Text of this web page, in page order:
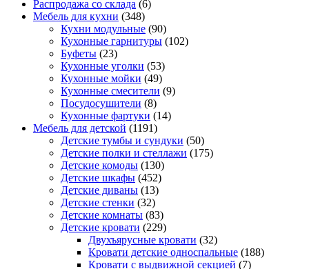
Распродажа со склада (6)
Мебель для кухни (348)
Кухни модульные (90)
Кухонные гарнитуры (102)
Буфеты (23)
Кухонные уголки (53)
Кухонные мойки (49)
Кухонные смесители (9)
Посудосушители (8)
Кухонные фартуки (14)
Мебель для детской (1191)
Детские тумбы и сундуки (50)
Детские полки и стеллажи (175)
Детские комоды (130)
Детские шкафы (452)
Детские диваны (13)
Детские стенки (32)
Детские комнаты (83)
Детские кровати (229)
Двухъярусные кровати (32)
Кровати детские односпальные (188)
Кровати с выдвижной секцией (7)